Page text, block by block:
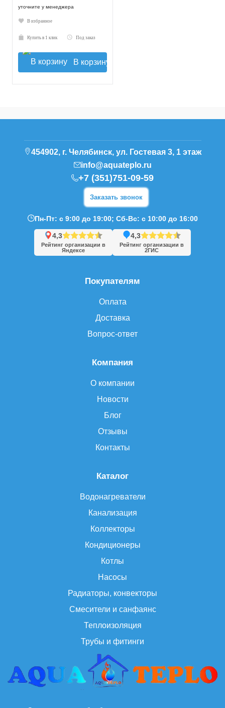
уточните у менеджера
В избранное
Купить в 1 клик Под заказ
В корзину
Каталог
Водонагреватели
Канализация
Коллекторы
Кондиционеры
Котлы
Насосы
Радиаторы, конвекторы
Смесители и санфаянс
Теплоизоляция
Трубы и фитинги
Компания
О компании
Новости
Блог
Отзывы
Контакты
Покупателям
Оплата
Доставка
Вопрос-ответ
454902, г. Челябинск, ул. Гостевая 3, 1 этаж
info@aquateplo.ru
+7 (351)751-09-59
Заказать звонок
Пн-Пт: с 9:00 до 19:00; Сб-Вс: с 10:00 до 16:00
4,3
Рейтинг организации в
Яндексе
4,3
Рейтинг организации в
2ГИС